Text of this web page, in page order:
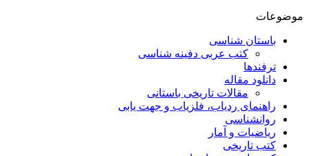
موضوعات
باستان شناسی
کتب عربی دفینه شناسی
ترفندها
دانلود مقاله
مقالات تاریخی باستانی
راهنمای ردیاب، فلزیاب و جهت یابی
روانشناسی
ریاضیات و آمار
کتب تاریخی